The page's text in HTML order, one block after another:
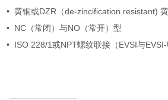
• 黄铜或DZR（de-zincification resistant)
• NC（常闭）与NO（常开）型
• ISO 228/1或NPT螺纹联接（EVSI与EVSI-